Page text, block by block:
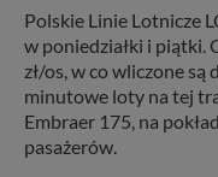
Polskie Linie Lotnicze
w poniedziałki i piątki.
zł/os, w co wliczone
minutowe loty na tej
Embraer 175, na
pasażerów.